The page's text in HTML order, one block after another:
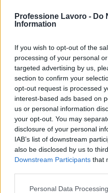
Professione Lavoro - Do
Information
If you wish to opt-out of the
processing of your personal
targeted advertising by us,
section to confirm your
opt-out request is processed
interest-based ads based on
us or personal information
your opt-out. You may
disclosure of your personal
IAB’s list of downstream
also be disclosed by us to
Downstream Participants that
Please note that this website/
Personal Data
staff